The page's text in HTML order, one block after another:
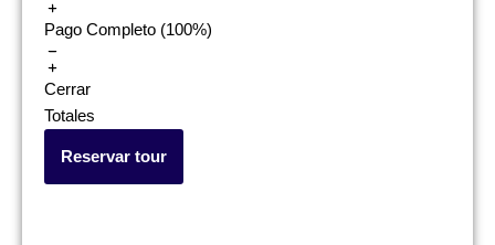
Pago Completo (100%)
Cerrar
Totales
Reservar tour